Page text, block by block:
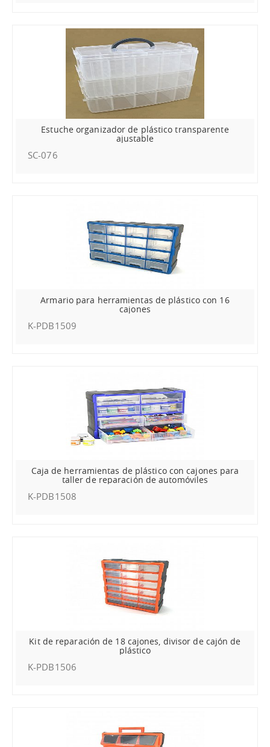
Estuche organizador de plástico transparente
ajustable
SC-076
Armario para herramientas de plástico con 16
cajones
K-PDB1509
Caja de herramientas de plástico con cajones para
taller de reparación de automóviles
K-PDB1508
Kit de reparación de 18 cajones, divisor de cajón de
plástico
K-PDB1506